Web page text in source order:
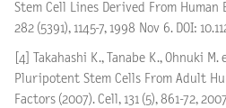
Stem Cell Lines Derived From Human
282 (5391), 1145-7, 1998 Nov 6. DOI:
[4] Takahashi K., Tanabe K., Ohnuki
Pluripotent Stem Cells From Adult
Factors (2007). Cell, 131 (5), 861-72,